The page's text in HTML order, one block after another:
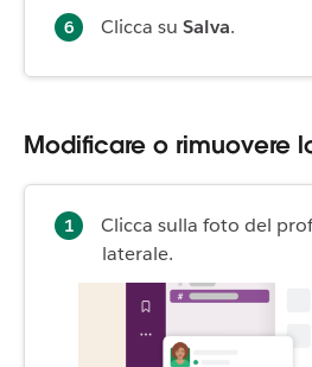
Clicca su Salva.
Modificare o rimuovere
Clicca sulla foto del
laterale.